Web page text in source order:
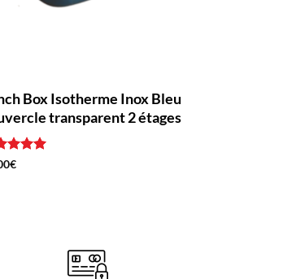
Box Isotherme Inox Bleu
transparent 2 étages
5
€